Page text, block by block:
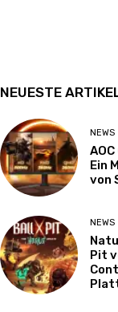
NEUESTE
NEWS
Ein
von
NEWS
Pit